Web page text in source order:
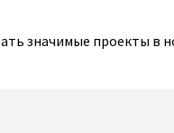
значимые проекты в